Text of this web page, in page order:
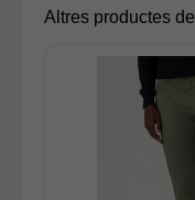
Altres productes